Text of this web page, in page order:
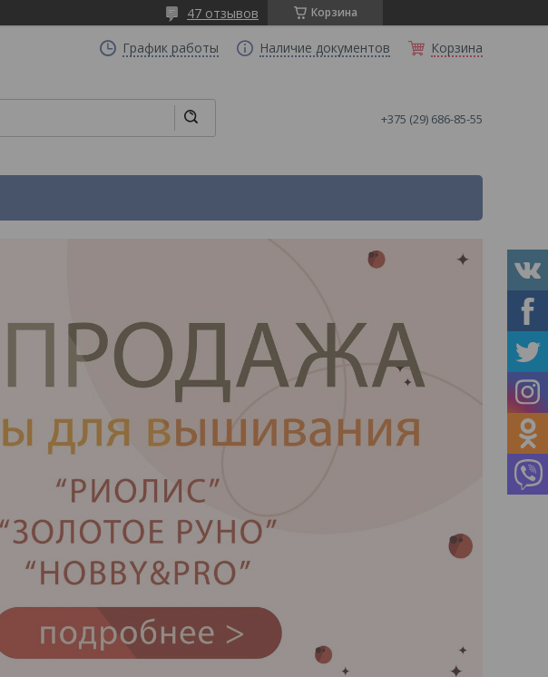
Корзина
47 отзывов
График работы Наличие документов Корзина
+375 (29) 686-85-55